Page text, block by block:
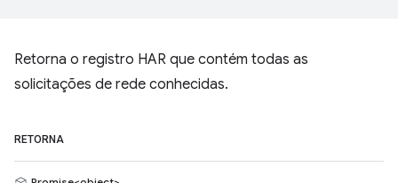
Retorna o registro HAR que contém todas as
solicitações de rede conhecidas.
RETORNA